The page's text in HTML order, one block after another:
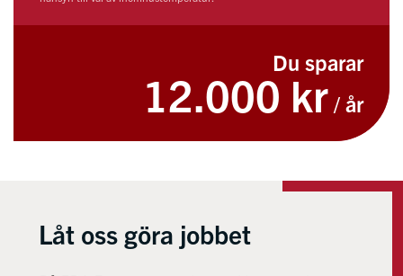
Du sparar
12.000 kr / år
Låt oss göra jobbet